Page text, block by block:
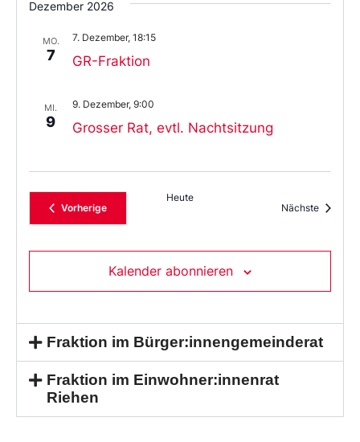
Dezember 2026
MO.
7 GR-Fraktion
7. Dezember, 18:15
MI.
9 Grosser Rat, evtl. Nachtsitzung
9. Dezember, 9:00
VorherigeVeranstaltungen
Heute
Nächste
Kalender abonnieren
Fraktion im Bürger:innengemeinderat
Fraktion im Einwohner:innenrat
Riehen